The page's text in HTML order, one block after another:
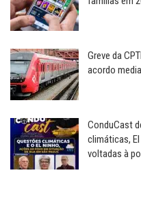
Greve da
acordo
ConduCast
climáticas,
voltadas à